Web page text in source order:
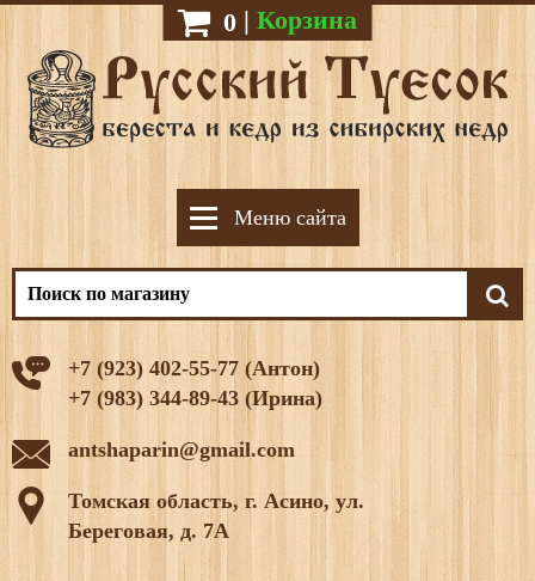
0 | Корзина
Меню сайта
+7 (923) 402-55-77 (Антон)
+7 (983) 344-89-43 (Ирина)
antshaparin@gmail.com
Томская область, г. Асино, ул.
Береговая, д. 7А